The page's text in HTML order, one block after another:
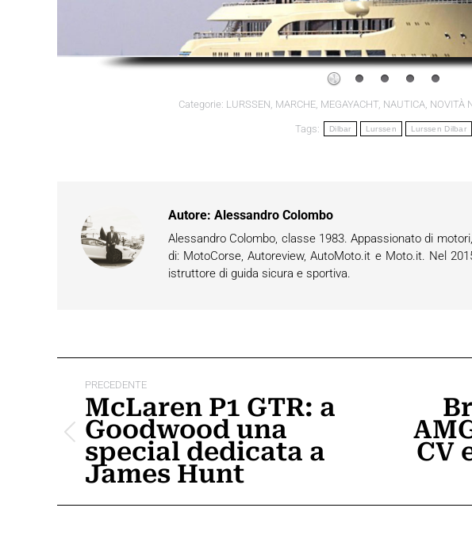
Categorie: LURSSEN, MARCHE, MEGAYACHT, NAUTICA, NOVITÀ
Tags: Dilbar Lurssen Lurssen Dilbar
Autore: Alessandro Colombo
Alessandro Colombo, classe 1983. Appassionato di
di: MotoCorse, Autoreview, AutoMoto.it e Moto.it. Nel
istruttore di guida sicura e sportiva.
post
PRECEDENTE
Post
precedente:
McLaren P1 GTR: a
Goodwood una
special dedicata a
James Hunt
Prossimo
post:
CV